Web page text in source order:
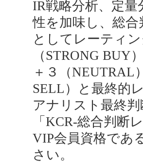
IR戦略分析、定
性を加味し、総合
としてレーティ
（STRONG BUY
＋３（NEUTRAL
SELL）と最終的
アナリスト最終
「KCR-総合判
VIP会員資格であ
さい。